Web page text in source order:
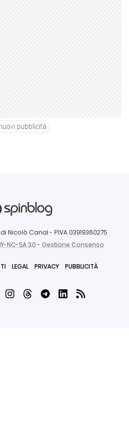
pubblicità
di Nicolò Canal - P.IVA 03919360275
NC-SA 3.0- Gestione Consenso
LEGAL PRIVACY PUBBLICITÀ